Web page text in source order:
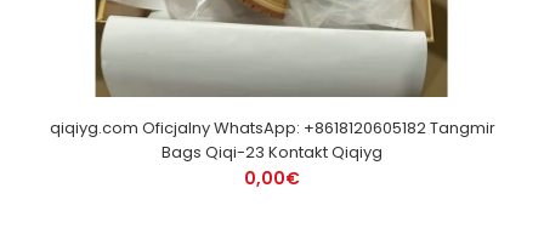
qiqiyg.com Oficjalny WhatsApp: +8618120605182 Tangmir
Bags Qiqi-23 Kontakt Qiqiyg
0,00€